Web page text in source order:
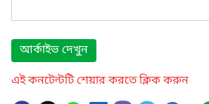
আর্কাইভ দেখুন
এই কনটেন্টটি শেয়ার করতে ক্লিক করুন